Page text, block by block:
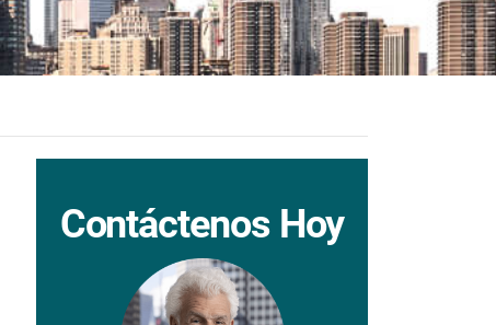
Contáctenos Hoy